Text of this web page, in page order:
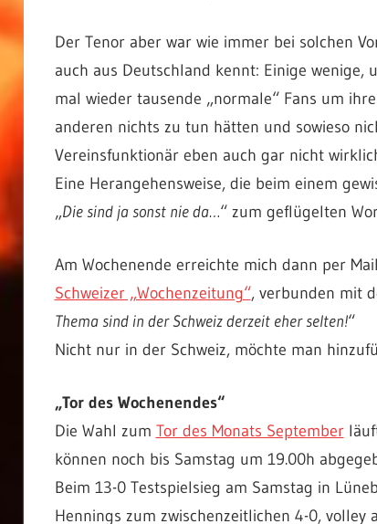
Der Tenor aber war wie immer bei solchen
auch aus Deutschland kennt: Einige wenige,
mal wieder tausende „normale“ Fans um
anderen nichts zu tun hätten und sowieso
Vereinsfunktionär eben auch gar nicht
Eine Herangehensweise, die beim einem
„Die sind ja sonst nie da…“ zum geflügelten
Am Wochenende erreichte mich dann per
Schweizer „Wochenzeitung“, verbunden mit
Thema sind in der Schweiz derzeit eher selten!“
Nicht nur in der Schweiz, möchte man
„Tor des Wochenendes“
Die Wahl zum Tor des Monats September
können noch bis Samstag um 19.00h
Beim 13-0 Testspielsieg am Samstag in
Hennings zum zwischenzeitlichen 4-0, volley